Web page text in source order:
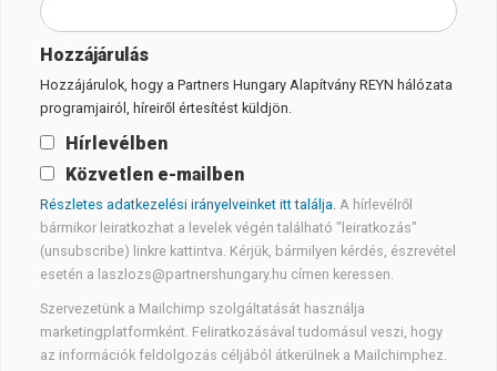
Hozzájárulás
Hozzájárulok, hogy a Partners Hungary Alapítvány REYN hálózata
programjairól, híreiről értesítést küldjön.
Hírlevélben
Közvetlen e-mailben
Részletes adatkezelési irányelveinket itt találja. A hírlevélről
bármikor leiratkozhat a levelek végén található "leiratkozás"
(unsubscribe) linkre kattintva. Kérjük, bármilyen kérdés, észrevétel
esetén a laszlozs@partnershungary.hu címen keressen.
Szervezetünk a Mailchimp szolgáltatását használja
marketingplatformként. Feliratkozásával tudomásul veszi, hogy
az információk feldolgozás céljából átkerülnek a Mailchimphez.